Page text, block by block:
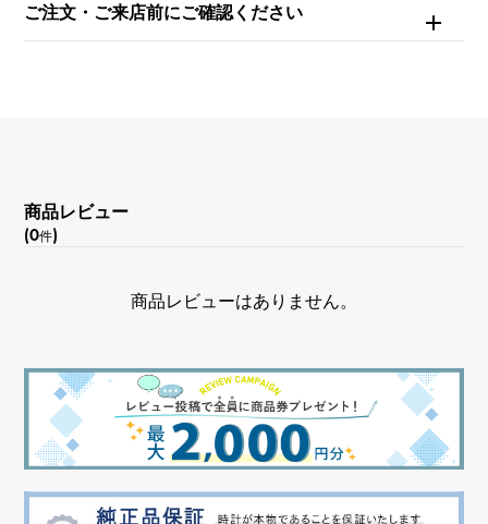
ご注文・ご来店前にご確認ください
商品レビュー
(0件)
商品レビューはありません。